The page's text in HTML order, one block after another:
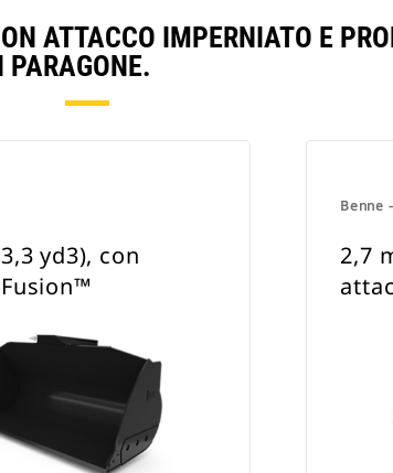
ATTACCO IMPERNIATO E
PARAGONE.
yd3), con
Benne
2,7